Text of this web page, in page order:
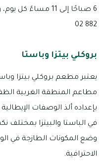
882 02
بروكلي بيتزا وباستا
يعتبر مطعم بروكلي بيتزا
مطاعم المنطقة الغربية
بإعداده ألذ الوصفات
في الباستا والبيتزا بمختلف
وضع المكونات الطازجة في
الاحترافية.